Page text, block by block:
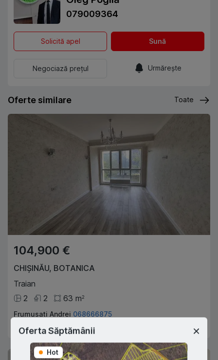
079009364
Solicită apel Sună
Negociază prețul Urmărește
Oferte similare Toate
104,900 €
CHIȘINĂU, BOTANICA
Traian
2
2 63 m2
Frumusati Andrei 068666875
Agent imobiliar
Oferta Săptămânii
Hot